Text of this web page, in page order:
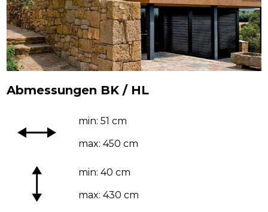
Abmessungen BK / HL
min: 51 cm
max: 450 cm
min: 40 cm
max: 430 cm